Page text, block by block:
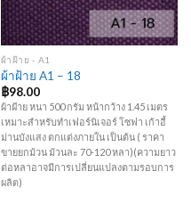
ผ้าฝ้าย - A1
ผ้าฝ้าย A1 – 18
฿98.00
ผ้าฝ้าย หนา 500 กรัม หน้ากว้าง 1.45 เมตร
เหมาะสำหรับทำเฟอร์นิเจอร์ โซฟา เก้าอี้
ม่านบังแสง ตกแต่งภายใน เป็นต้น ( ราคา
ขายยกม้วน ม้วนละ 70-120 หลา)(ความยาว
ต่อหลาอาจมีการเปลี่ยนแปลงตามรอบการ
ผลิต)